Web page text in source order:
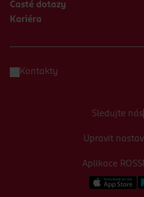
Časté dotazy
Kariéra
Kontakty
Aplikace
Sledujte nás
Upravit